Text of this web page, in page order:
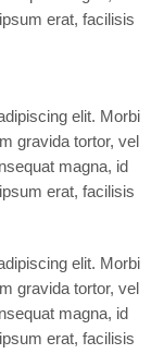
erat, facilisis
elit. Morbi
gravida tortor, vel
magna, id
erat, facilisis
elit. Morbi
gravida tortor, vel
magna, id
erat, facilisis